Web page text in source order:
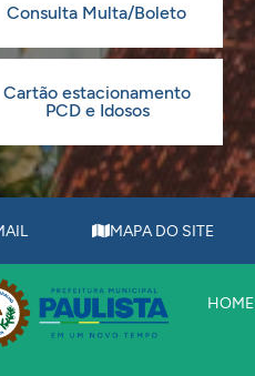
Consulta Multa/Boleto
Cartão estacionamento
PCD e Idosos
MAPA DO SITE
HOME